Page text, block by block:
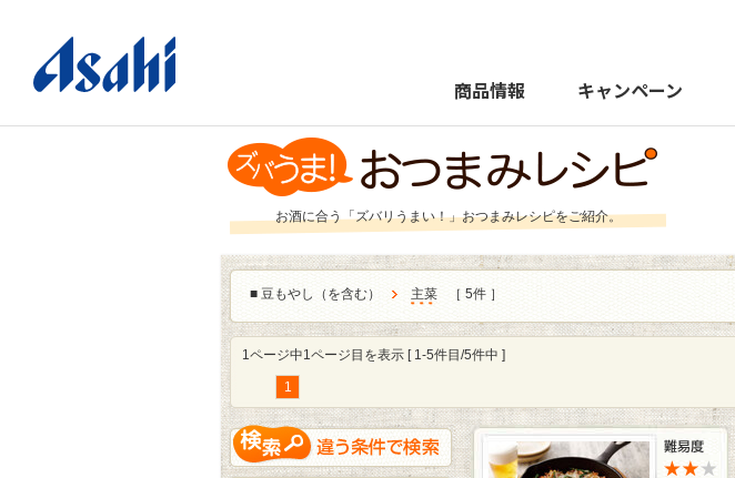
商品情報 キャンペーン
お酒に合う「ズバリうまい！」おつまみレシピをご紹介。
■ 豆もやし（を含む） 主菜 ［ 5件 ］
1ページ中1ページ目を表示 [ 1-5件目/5件中 ]
1